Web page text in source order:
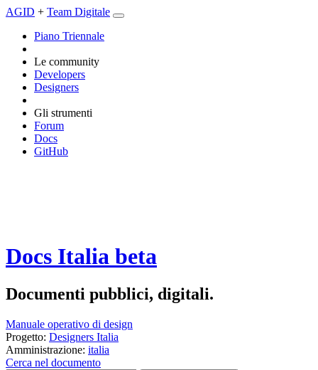
AGID + Team Digitale
Piano Triennale
Le community
Developers
Designers
Gli strumenti
Forum
Docs
GitHub
Docs Italia beta
Documenti pubblici, digitali.
Manuale operativo di design
Progetto: Designers Italia
Amministrazione: italia
Cerca nel documento